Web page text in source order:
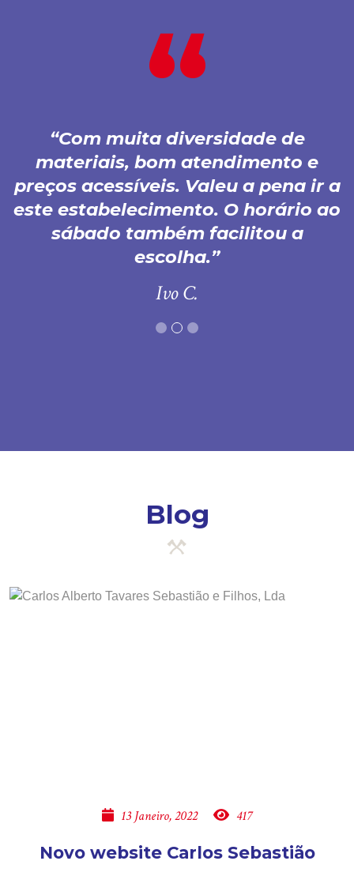
Com muita diversidade de
materiais, bom atendimento e
preços acessíveis. Valeu a pena ir a
este estabelecimento. O horário ao
sábado também facilitou a
escolha.
Ivo C.
Blog
13 Janeiro, 2022 417
Novo website Carlos Sebastião